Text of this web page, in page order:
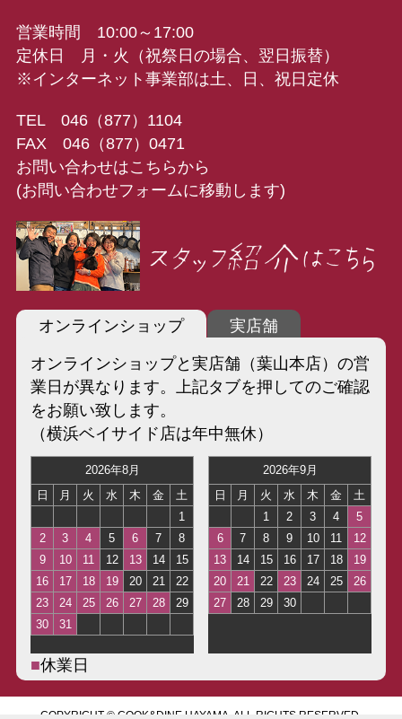
営業時間 10:00～17:00
定休日 月・火（祝祭日の場合、翌日振替）
※インターネット事業部は土、日、祝日定休
TEL 046（877）1104
FAX 046（877）0471
お問い合わせはこちらから
(お問い合わせフォームに移動します)
オンラインショップ 実店舗
オンラインショップと実店舗（葉山本店）の営
業日が異なります。上記タブを押してのご確認
をお願い致します。
（横浜ベイサイド店は年中無休）
■休業日
COPYRIGHT © COOK&DINE HAYAMA, ALL RIGHTS RESERVED.